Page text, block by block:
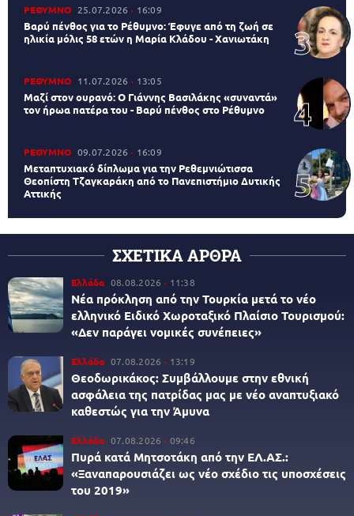
ΡΕΘΥΜΝΟ 25.07.2026 16:09
Βαρύ πένθος για το Ρέθυμνο: Έφυγε από τη ζωή σε
ηλικία μόλις 58 ετών η Μαρία Κλάδου - Χανιωτάκη
ΡΕΘΥΜΝΟ 11.07.2026 13:05
Μαζί στον ουρανό: Ο Γιάννης Βασιλάκης «συναντά»
τον ήρωα πατέρα του - Βαρύ πένθος στο Ρέθυμνο
ΡΕΘΥΜΝΟ 09.07.2026 16:09
Μεταπτυχιακό δίπλωμα για την Ρεθεμνιώτισσα
Θεοπίστη Τζαγκαράκη από το Πανεπιστήμιο Δυτικής
Αττικής
ΣΧΕΤΙΚΑ ΑΡΘΡΑ
Ελλάδα 08.08.2026 11:38
Νέα πρόκληση από την Τουρκία μετά το νέο
ελληνικό Ειδικό Χωροταξικό Πλαίσιο Τουρισμού:
«Δεν παράγει νομικές συνέπειες»
Ελλάδα 07.08.2026 13:19
Θεοδωρικάκος: Συμβάλλουμε στην εθνική
ασφάλεια της πατρίδας μας με νέο αναπτυξιακό
καθεστώς για την Άμυνα
Ελλάδα 07.08.2026 09:46
Πυρά κατά Μητσοτάκη από την ΕΛ.ΑΣ.:
«Ξαναπαρουσιάζει ως νέο σχέδιο τις υποσχέσεις
του 2019»